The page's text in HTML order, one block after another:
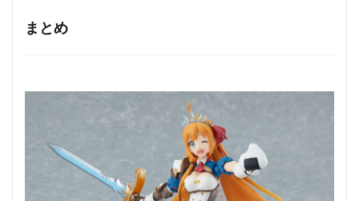
まとめ